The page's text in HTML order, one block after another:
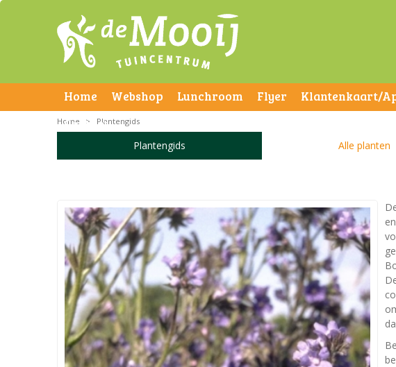
Home Webshop Lunchroom Flyer Klantenkaart/
Contact
Home > Plantengids
Plantengids Alle planten